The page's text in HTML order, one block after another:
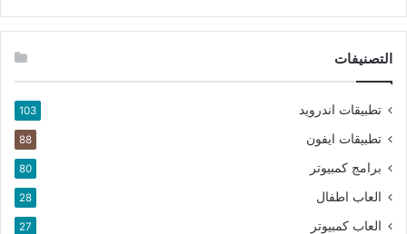
التصنيفات
تطبيقات اندرويد 103
تطبيقات ايفون 88
برامج كمبيوتر 80
العاب اطفال 28
العاب كمبيوتر 27